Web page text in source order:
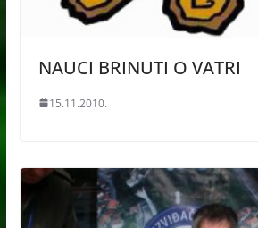
NAUCI BRINUTI O VATRI
15.11.2010.